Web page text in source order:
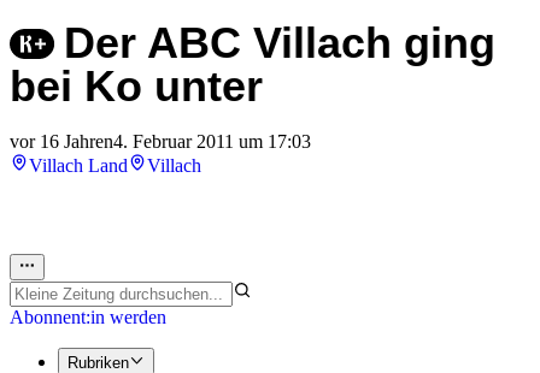
Der ABC Villach ging
bei Ko unter
vor 16 Jahren4. Februar 2011 um 17:03
Villach Land
Villach
Abonnent:in werden
Rubriken